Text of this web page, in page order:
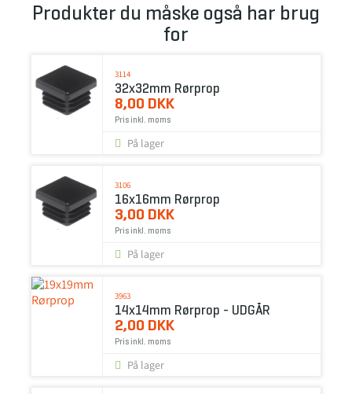
Produkter du måske også har brug
for
3114
32x32mm Rørprop
8,00 DKK
Pris inkl. moms
På lager
3106
16x16mm Rørprop
3,00 DKK
Pris inkl. moms
På lager
3963
14x14mm Rørprop - UDGÅR
2,00 DKK
Pris inkl. moms
På lager